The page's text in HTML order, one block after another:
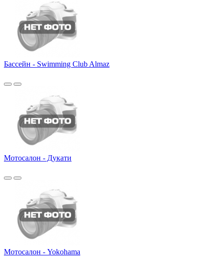
Бассейн - Swimming Club Almaz
Мотосалон - Дукати
Мотосалон - Yokohama